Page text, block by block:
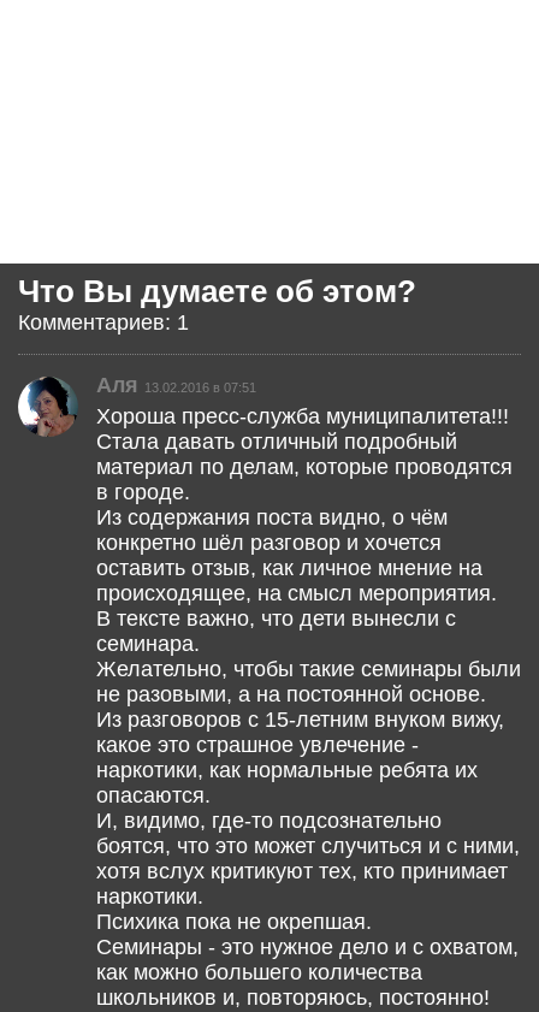
Что Вы думаете об этом?
Комментариев: 1
Аля 13.02.2016 в 07:51
Хороша пресс-служба муниципалитета!!!
Стала давать отличный подробный
материал по делам, которые проводятся
в городе.
Из содержания поста видно, о чём
конкретно шёл разговор и хочется
оставить отзыв, как личное мнение на
происходящее, на смысл мероприятия.
В тексте важно, что дети вынесли с
семинара.
Желательно, чтобы такие семинары были
не разовыми, а на постоянной основе.
Из разговоров с 15-летним внуком вижу,
какое это страшное увлечение -
наркотики, как нормальные ребята их
опасаются.
И, видимо, где-то подсознательно
боятся, что это может случиться и с ними,
хотя вслух критикуют тех, кто принимает
наркотики.
Психика пока не окрепшая.
Семинары - это нужное дело и с охватом,
как можно большего количества
школьников и, повторяюсь, постоянно!